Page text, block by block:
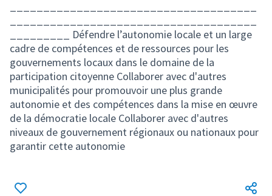
_________ Défendre l’autonomie locale et un large
cadre de compétences et de ressources pour les
gouvernements locaux dans le domaine de la
participation citoyenne Collaborer avec d'autres
municipalités pour promouvoir une plus grande
autonomie et des compétences dans la mise en œuvre
de la démocratie locale Collaborer avec d'autres
niveaux de gouvernement régionaux ou nationaux pour
garantir cette autonomie